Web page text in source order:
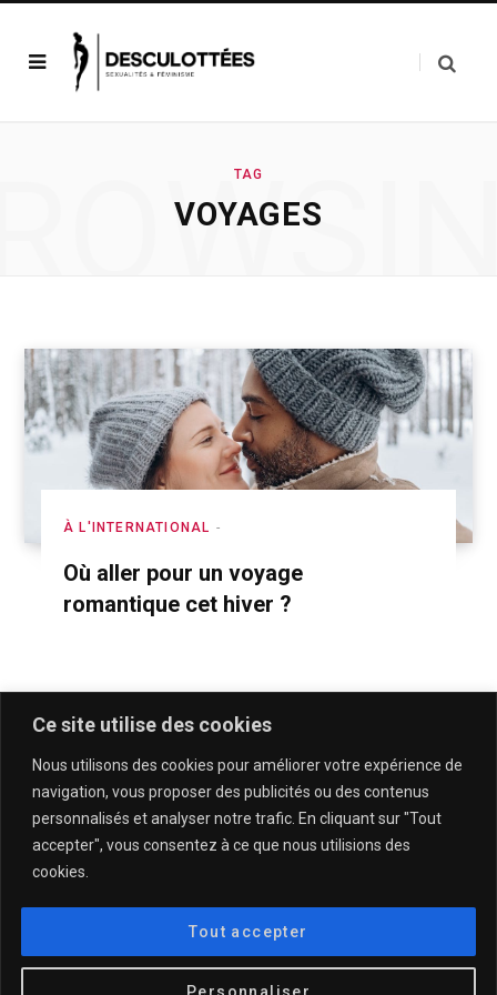
Ce site utilise des cookies
Nous utilisons des cookies pour améliorer votre expérience de
navigation, vous proposer des publicités ou des contenus
personnalisés et analyser notre trafic. En cliquant sur "Tout
accepter", vous consentez à ce que nous utilisions des
cookies.
Personnaliser
Tout accepter
TAG
VOYAGES
À L'INTERNATIONAL
Où aller pour un voyage
romantique cet hiver ?
© 2025 DESCULOTTÉES.FR